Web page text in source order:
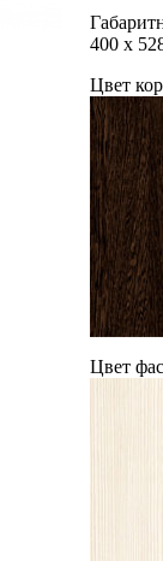
400 х
Цвет
Цвет